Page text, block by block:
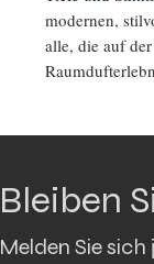
modernen,
alle, die auf
Bleiben
Melden Sie